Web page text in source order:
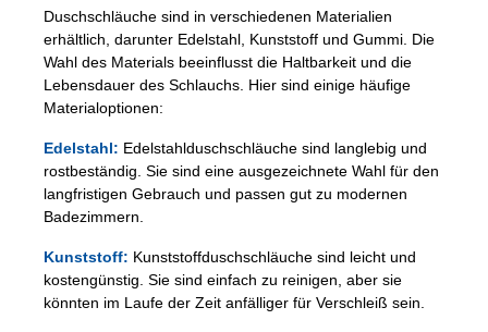
Duschschläuche sind in verschiedenen Materialien
erhältlich, darunter Edelstahl, Kunststoff und Gummi. Die
Wahl des Materials beeinflusst die Haltbarkeit und die
Lebensdauer des Schlauchs. Hier sind einige häufige
Materialoptionen:
Edelstahl: Edelstahlduschschläuche sind langlebig und
rostbeständig. Sie sind eine ausgezeichnete Wahl für den
langfristigen Gebrauch und passen gut zu modernen
Badezimmern.
Kunststoff: Kunststoffduschschläuche sind leicht und
kostengünstig. Sie sind einfach zu reinigen, aber sie
könnten im Laufe der Zeit anfälliger für Verschleiß sein.